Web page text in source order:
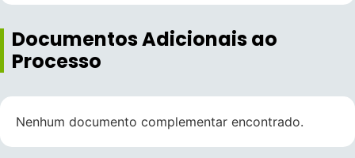
Documentos Adicionais ao
Processo
Nenhum documento complementar encontrado.